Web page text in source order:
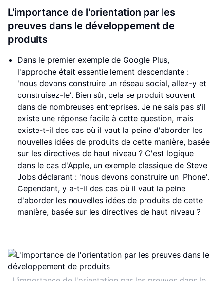
L'importance de l'orientation par les
preuves dans le développement de
produits
Dans le premier exemple de Google Plus,
l'approche était essentiellement descendante :
'nous devons construire un réseau social, allez-y et
construisez-le'. Bien sûr, cela se produit souvent
dans de nombreuses entreprises. Je ne sais pas s'il
existe une réponse facile à cette question, mais
existe-t-il des cas où il vaut la peine d'aborder les
nouvelles idées de produits de cette manière, basée
sur les directives de haut niveau ? C'est logique
dans le cas d'Apple, un exemple classique de Steve
Jobs déclarant : 'nous devons construire un iPhone'.
Cependant, y a-t-il des cas où il vaut la peine
d'aborder les nouvelles idées de produits de cette
manière, basée sur les directives de haut niveau ?